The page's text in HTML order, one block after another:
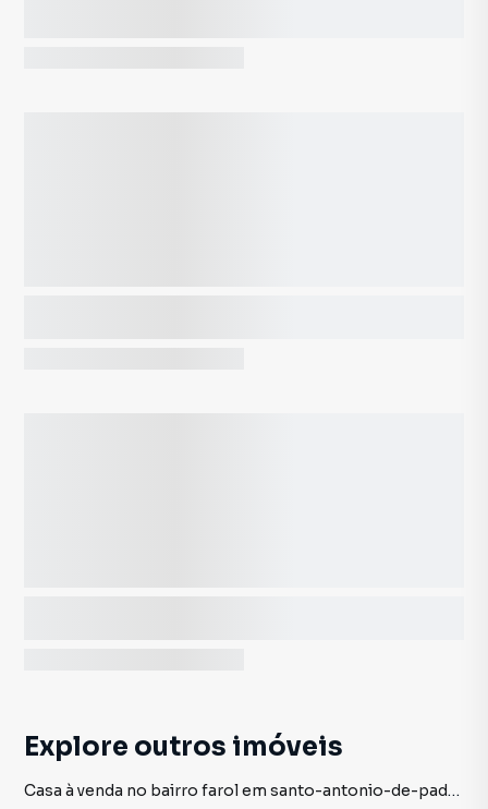
Explore outros imóveis
Casa à venda no bairro farol em santo-antonio-de-padua rj com 3 dormitórios